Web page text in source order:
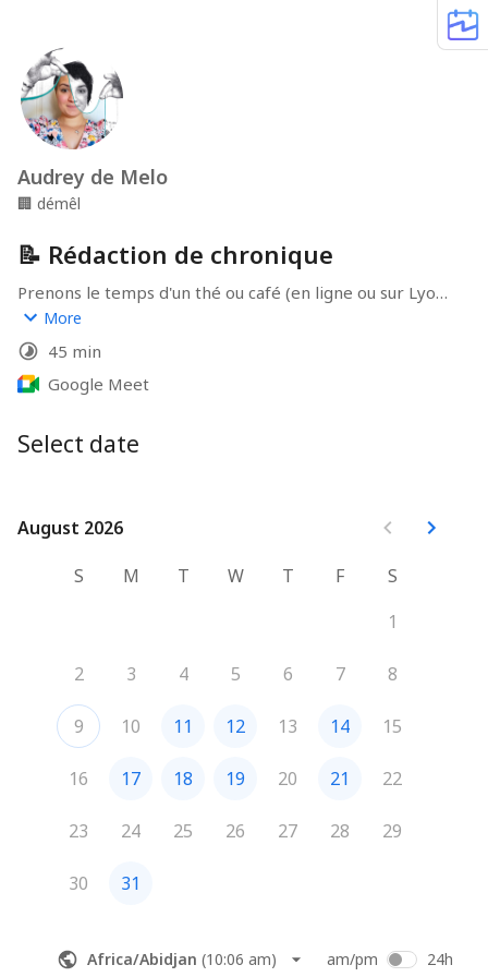
Audrey de Melo
🏢 démêl
📝 Rédaction de chronique
Prenons le temps d'un thé ou café (en ligne ou sur Lyon)
pour démêler vos problématiques de communication et
échangeons ensemble de la manière de (re)nouer des
liens durables avec votre clientèle de cœur et défiler en
toute sérénité !
More
45 min
Google Meet
Select date
August 2026
August 2026
S
M T W T F
S
1
2 3 4 5 6 7 8
9 10 11 12 13 14 15
16 17 18 19 20 21 22
23 24 25 26 27 28 29
30 31
Africa/Abidjan (10:06 am) am/pm 24h